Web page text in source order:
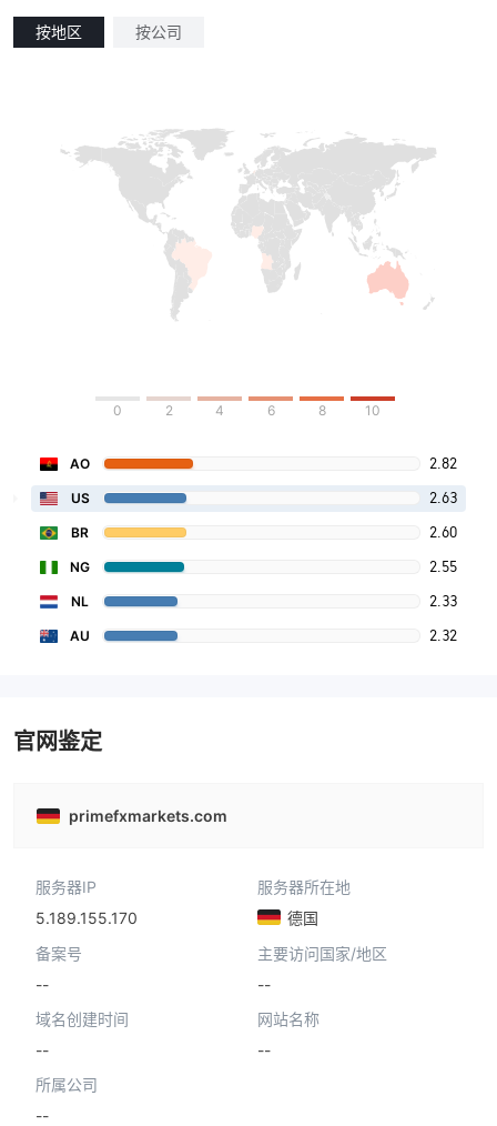
按地区 按公司
0 2 4 6 8 10
AO 2.82
US 2.63
BR 2.60
NG 2.55
NL 2.33
AU 2.32
官网鉴定
primefxmarkets.com
服务器IP
5.189.155.170
服务器所在地
德国
备案号
--
主要访问国家/地区
--
域名创建时间
--
网站名称
--
所属公司
--